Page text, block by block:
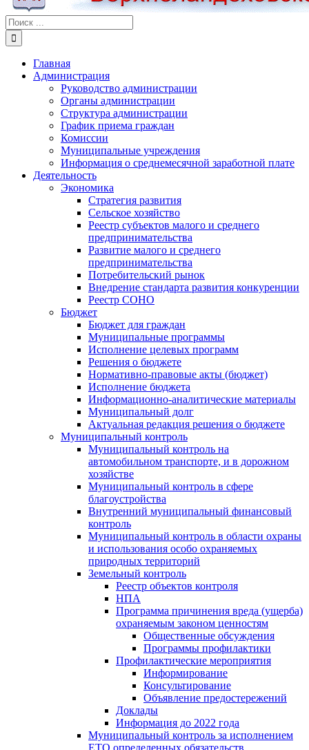
Результат
поиска:
Главная
Администрация
Руководство администрации
Органы администрации
Структура администрации
График приема граждан
Комиссии
Муниципальные учреждения
Информация о среднемесячной заработной плате
Деятельность
Экономика
Стратегия развития
Сельское хозяйство
Реестр субъектов малого и среднего
предпринимательства
Развитие малого и среднего
предпринимательства
Потребительский рынок
Внедрение стандарта развития конкуренции
Реестр СОНО
Бюджет
Бюджет для граждан
Муниципальные программы
Исполнение целевых программ
Решения о бюджете
Нормативно-правовые акты (бюджет)
Исполнение бюджета
Информационно-аналитические материалы
Муниципальный долг
Актуальная редакция решения о бюджете
Муниципальный контроль
Муниципальный контроль на
автомобильном транспорте, и в дорожном
хозяйстве
Муниципальный контроль в сфере
благоустройства
Внутренний муниципальный финансовый
контроль
Муниципальный контроль в области охраны
и использования особо охраняемых
природных территорий
Земельный контроль
Реестр объектов контроля
НПА
Программа причинения вреда (ущерба)
охраняемым законом ценностям
Общественные обсуждения
Программы профилактики
Профилактические мероприятия
Информирование
Консультирование
Объявление предостережений
Доклады
Информация до 2022 года
Муниципальный контроль за исполнением
ЕТО определенных обязательств